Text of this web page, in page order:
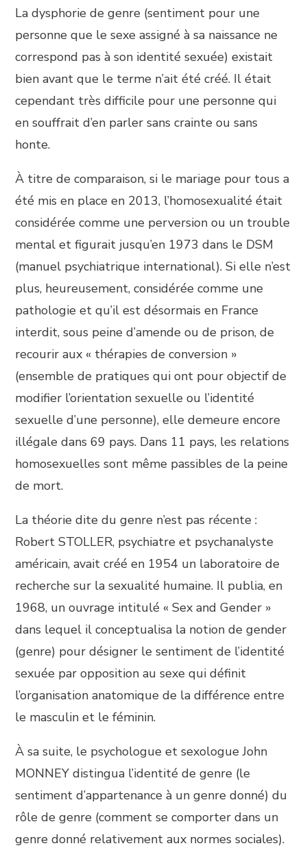
La dysphorie de genre (sentiment pour une
personne que le sexe assigné à sa naissance ne
correspond pas à son identité sexuée) existait
bien avant que le terme n’ait été créé. Il était
cependant très difficile pour une personne qui
en souffrait d’en parler sans crainte ou sans
honte.
À titre de comparaison, si le mariage pour tous a
été mis en place en 2013, l’homosexualité était
considérée comme une perversion ou un trouble
mental et figurait jusqu’en 1973 dans le DSM
(manuel psychiatrique international). Si elle n’est
plus, heureusement, considérée comme une
pathologie et qu’il est désormais en France
interdit, sous peine d’amende ou de prison, de
recourir aux « thérapies de conversion »
(ensemble de pratiques qui ont pour objectif de
modifier l’orientation sexuelle ou l’identité
sexuelle d’une personne), elle demeure encore
illégale dans 69 pays. Dans 11 pays, les relations
homosexuelles sont même passibles de la peine
de mort.
La théorie dite du genre n’est pas récente :
Robert STOLLER, psychiatre et psychanalyste
américain, avait créé en 1954 un laboratoire de
recherche sur la sexualité humaine. Il publia, en
1968, un ouvrage intitulé « Sex and Gender »
dans lequel il conceptualisa la notion de gender
(genre) pour désigner le sentiment de l’identité
sexuée par opposition au sexe qui définit
l’organisation anatomique de la différence entre
le masculin et le féminin.
À sa suite, le psychologue et sexologue John
MONNEY distingua l’identité de genre (le
sentiment d’appartenance à un genre donné) du
rôle de genre (comment se comporter dans un
genre donné relativement aux normes sociales).